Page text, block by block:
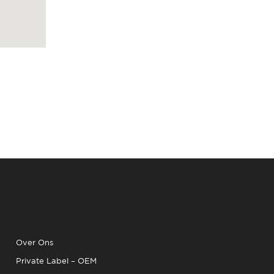
Over Ons
Private Label – OEM